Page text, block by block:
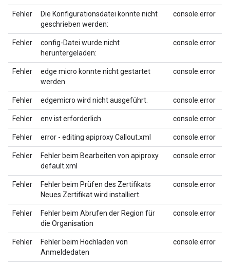
Fehler
Die Konfigurationsdatei konnte nicht
geschrieben werden:
console.error
Fehler
config-Datei wurde nicht
heruntergeladen:
console.error
Fehler
edge micro konnte nicht gestartet
werden
console.error
Fehler edgemicro wird nicht ausgeführt. console.error
Fehler env ist erforderlich console.error
Fehler error - editing apiproxy Callout.xml console.error
Fehler
Fehler beim Bearbeiten von apiproxy
default.xml
console.error
Fehler
Fehler beim Prüfen des Zertifikats
Neues Zertifikat wird installiert.
console.error
Fehler
Fehler beim Abrufen der Region für
die Organisation
console.error
Fehler
Fehler beim Hochladen von
Anmeldedaten
console.error